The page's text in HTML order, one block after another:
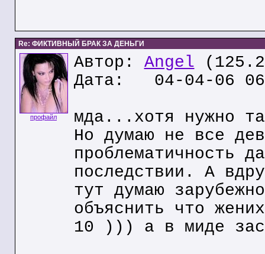
Re: ФИКТИВНЫЙ БРАК ЗА ДЕНЬГИ
профайл
Автор: Angel
Дата: 04-04-06
мда...хотя нужно
Но думаю не все
проблематичность
последствии. А
тут думаю
объяснить что
10 ))) а в миде